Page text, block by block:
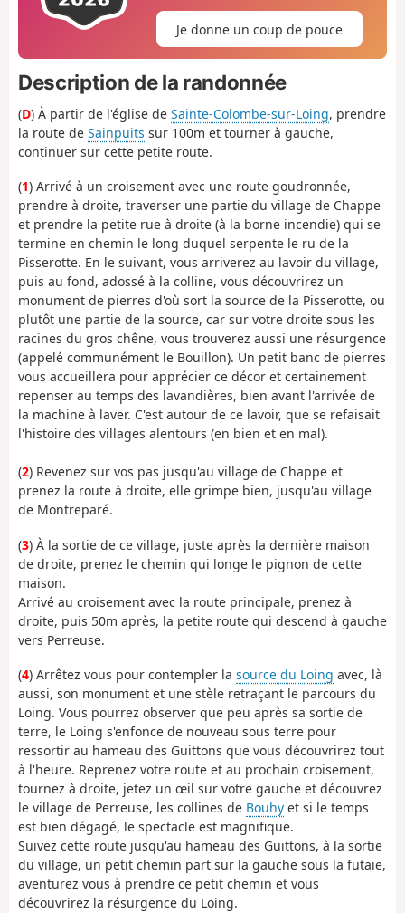
Je donne un coup de pouce
Description de la randonnée
(D) À partir de l'église de Sainte-Colombe-sur-Loing, prendre
la route de Sainpuits sur 100m et tourner à gauche,
continuer sur cette petite route.
(1) Arrivé à un croisement avec une route goudronnée,
prendre à droite, traverser une partie du village de Chappe
et prendre la petite rue à droite (à la borne incendie) qui se
termine en chemin le long duquel serpente le ru de la
Pisserotte. En le suivant, vous arriverez au lavoir du village,
puis au fond, adossé à la colline, vous découvrirez un
monument de pierres d'où sort la source de la Pisserotte, ou
plutôt une partie de la source, car sur votre droite sous les
racines du gros chêne, vous trouverez aussi une résurgence
(appelé communément le Bouillon). Un petit banc de pierres
vous accueillera pour apprécier ce décor et certainement
repenser au temps des lavandières, bien avant l'arrivée de
la machine à laver. C'est autour de ce lavoir, que se refaisait
l'histoire des villages alentours (en bien et en mal).
(2) Revenez sur vos pas jusqu'au village de Chappe et
prenez la route à droite, elle grimpe bien, jusqu'au village
de Montreparé.
(3) À la sortie de ce village, juste après la dernière maison
de droite, prenez le chemin qui longe le pignon de cette
maison.
Arrivé au croisement avec la route principale, prenez à
droite, puis 50m après, la petite route qui descend à gauche
vers Perreuse.
(4) Arrêtez vous pour contempler la source du Loing avec, là
aussi, son monument et une stèle retraçant le parcours du
Loing. Vous pourrez observer que peu après sa sortie de
terre, le Loing s'enfonce de nouveau sous terre pour
ressortir au hameau des Guittons que vous découvrirez tout
à l'heure. Reprenez votre route et au prochain croisement,
tournez à droite, jetez un œil sur votre gauche et découvrez
le village de Perreuse, les collines de Bouhy et si le temps
est bien dégagé, le spectacle est magnifique.
Suivez cette route jusqu'au hameau des Guittons, à la sortie
du village, un petit chemin part sur la gauche sous la futaie,
aventurez vous à prendre ce petit chemin et vous
découvrirez la résurgence du Loing.